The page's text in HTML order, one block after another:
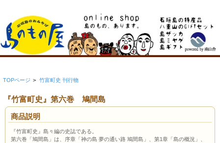
TOPページ > 竹富町史 刊行物
『竹富町史』第六巻 鳩間島
商品説明
『竹富町史』島々編の史誌である。
第六巻「鳩間島」は、序章「神の島 夢の通い路 鳩間島」、第1章「島の概況」、